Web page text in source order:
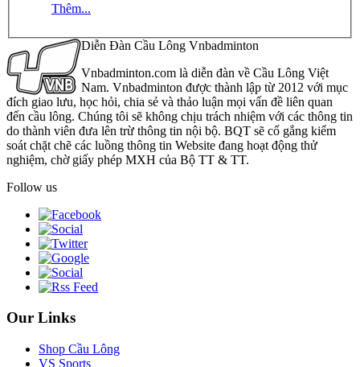
Thêm...
Diễn Đàn Cầu Lông Vnbadminton
Vnbadminton.com là diễn đàn về Cầu Lông Việt
Nam. Vnbadminton được thành lập từ 2012 với mục
đích giao lưu, học hỏi, chia sẻ và thảo luận mọi vấn đề liên quan
đến cầu lông. Chúng tôi sẽ không chịu trách nhiệm với các thông tin
do thành viên đưa lên trừ thông tin nội bộ. BQT sẽ cố gắng kiểm
soát chặt chẽ các luồng thông tin Website đang hoạt động thử
nghiệm, chờ giấy phép MXH của Bộ TT & TT.
Follow us
Our Links
Shop Cầu Lông
VS Sports